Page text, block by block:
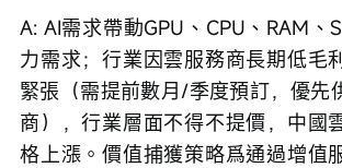
A: AI需求帶動GPU、CPU、RAM、
力需求；行業因雲服務商長期低毛
緊張（需提前數月/季度預訂，優先
商），行業層面不得不提價，中國
格上漲。價值捕獲策略爲通過增值